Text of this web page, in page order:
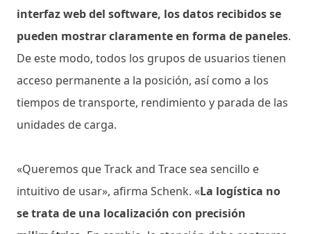
interfaz web del software, los datos recibidos se
pueden mostrar claramente en forma de paneles.
De este modo, todos los grupos de usuarios tienen
acceso permanente a la posición, así como a los
tiempos de transporte, rendimiento y parada de las
unidades de carga.
«Queremos que Track and Trace sea sencillo e
intuitivo de usar», afirma Schenk. «La logística no
se trata de una localización con precisión